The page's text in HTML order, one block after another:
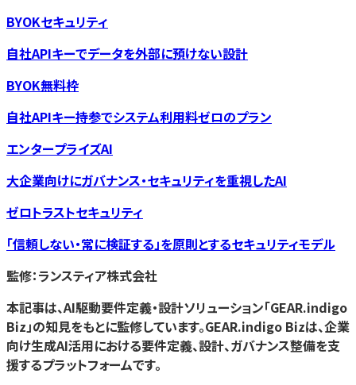
BYOKセキュリティ
自社APIキーでデータを外部に預けない設計
BYOK無料枠
自社APIキー持参でシステム利用料ゼロのプラン
エンタープライズAI
大企業向けにガバナンス・セキュリティを重視したAI
ゼロトラストセキュリティ
「信頼しない・常に検証する」を原則とするセキュリティモデル
監修：ランスティア株式会社
本記事は、AI駆動要件定義・設計ソリューション「GEAR.indigo
Biz」の知見をもとに監修しています。GEAR.indigo Bizは、企業
向け生成AI活用における要件定義、設計、ガバナンス整備を支
援するプラットフォームです。